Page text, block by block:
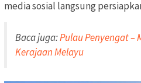
media sosial langsung
Baca juga:Pulau Penyengat –
Kerajaan Melayu